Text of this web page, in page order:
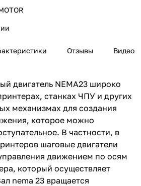
Отзывы Видео
двигатель NEMA23 широко
станках ЧПУ и других
механизмах для создания
которое можно
В частности, в
шаговые двигатели
движением по осям
который осуществляет
nema 23 вращается